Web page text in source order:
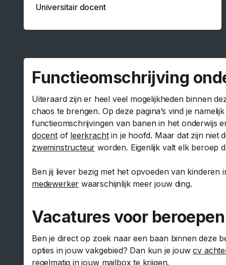
Universitair docent
Functieomschrijving
Uiteraard zijn er heel veel mogelijkheden binnen
chaos te brengen. Op deze pagina’s vind je
functieomschrijvingen van banen in het onderwijs
docentof leerkrachtin je hoofd. Maar dat zijn niet
zweminstructeur worden. Eigenlijk valt elk beroep
Ben jij liever bezig met het opvoeden van
medewerker waarschijnlijk meer jouw ding.
Vacatures voor
Ben je direct op zoek naar een baan binnen deze
opties in jouw vakgebied? Dan kun je jouwcv
regelmatig in jouw mailbox te krijgen.